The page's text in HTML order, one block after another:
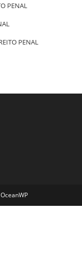
PENAL
PENAL